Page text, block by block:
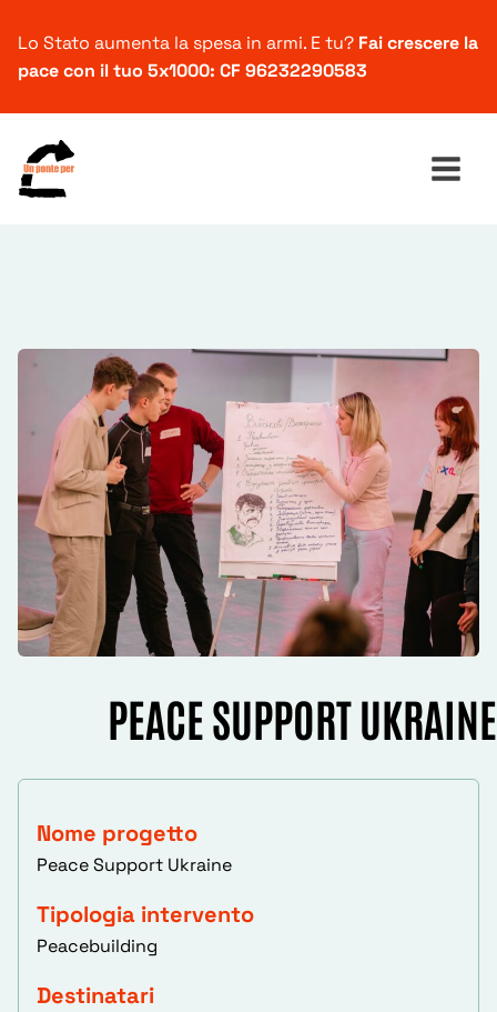
Lo Stato aumenta la spesa in armi. E tu? Fai crescere la
pace con il tuo 5x1000: CF 96232290583
PEACE SUPPORT UKRAINE
Nome progetto
Peace Support Ukraine
Tipologia intervento
Peacebuilding
Destinatari